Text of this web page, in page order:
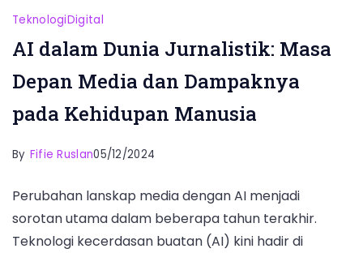
TeknologiDigital
AI dalam Dunia Jurnalistik: Masa
Depan Media dan Dampaknya
pada Kehidupan Manusia
By Fifie Ruslan05/12/2024
Perubahan lanskap media dengan AI menjadi
sorotan utama dalam beberapa tahun terakhir.
Teknologi kecerdasan buatan (AI) kini hadir di